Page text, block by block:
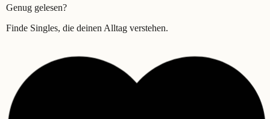
Genug gelesen?
Finde Singles, die deinen Alltag verstehen.